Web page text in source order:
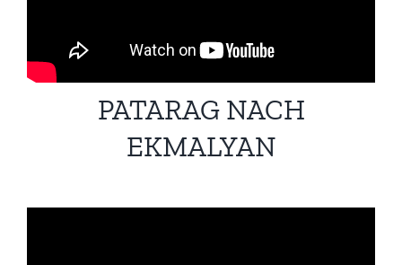
PATARAG NACH
EKMALYAN